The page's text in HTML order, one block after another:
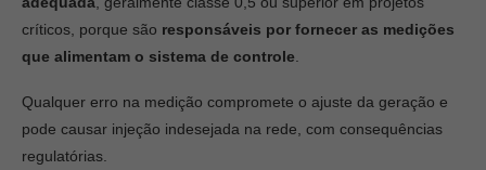
críticos, porque são responsáveis por fornecer as medições
que alimentam o sistema de controle
Qualquer erro na medição compromete o ajuste da geração e
pode causar injeção indesejada na rede, com consequências
regulatórias.